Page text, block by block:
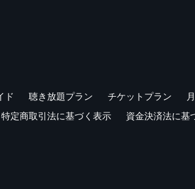
ド 聴き放題プラン チケットプラン
特定商取引法に基づく表示 資金決済法に基